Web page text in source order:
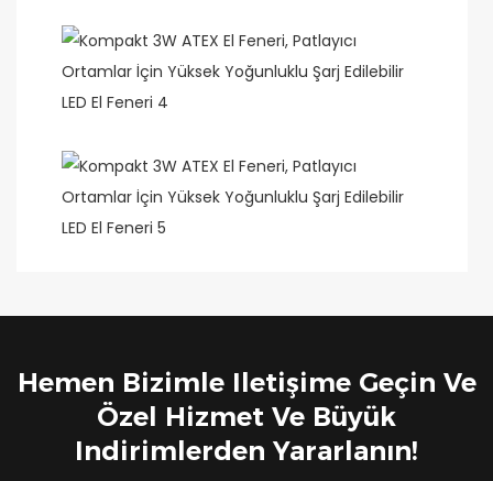
Hemen Bizimle Iletişime Geçin Ve
Özel Hizmet Ve Büyük
Indirimlerden Yararlanın!